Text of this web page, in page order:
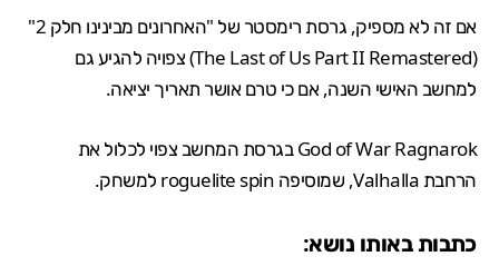
אם זה לא מספיק, גרסת רימסטר של "האחרונים מבינינו חלק 2"
(The Last of Us Part II Remastered) צפויה להגיע גם
למחשב האישי השנה, אם כי טרם אושר תאריך יציאה.
God of War Ragnarok בגרסת המחשב צפוי לכלול את
הרחבת Valhalla, שמוסיפה roguelite spin למשחק.
כתבות באותו נושא: